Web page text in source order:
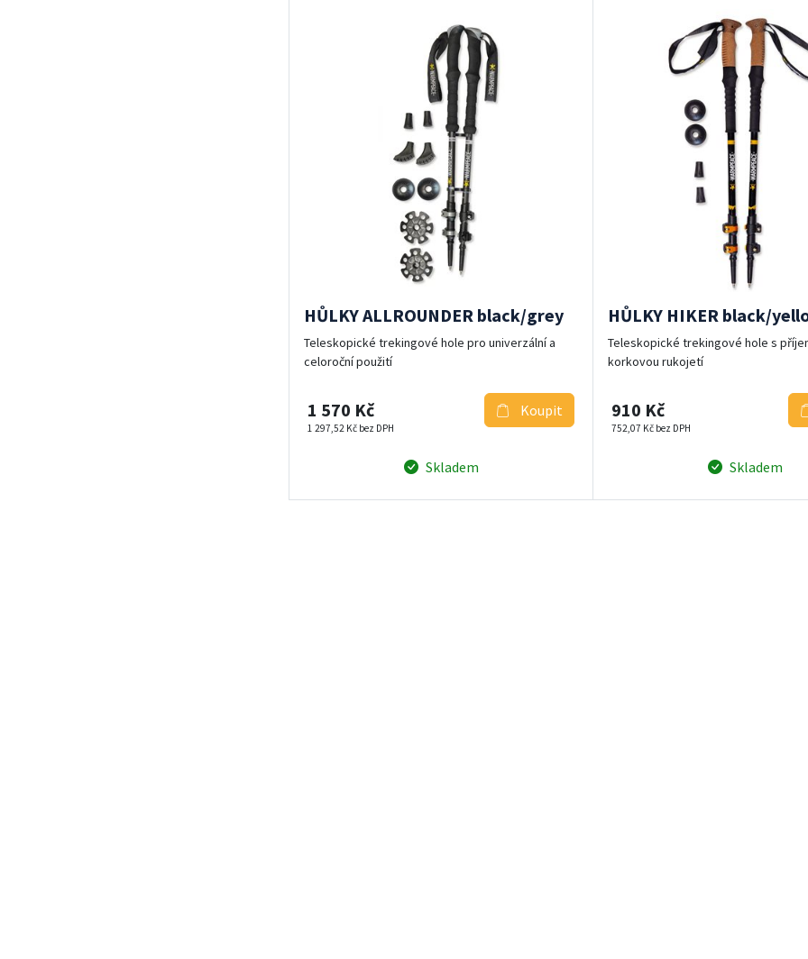
HŮLKY ALLROUNDER black/grey
Teleskopické trekingové hole pro univerzální a
celoroční použití
1 570 Kč
1 297,52 Kč bez DPH
Koupit
Skladem
HŮLKY HIKER black/
Teleskopické trekingové hole s
korkovou rukojetí
910 Kč
752,07 Kč bez DPH
Skladem